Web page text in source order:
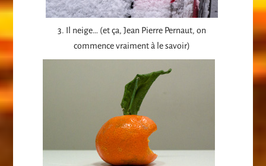
3. Il neige… (et ça, Jean Pierre Pernaut, on
commence vraiment à le savoir)